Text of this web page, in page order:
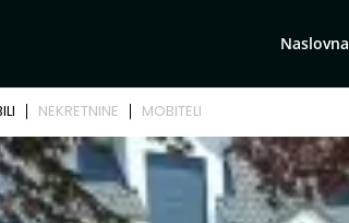
Naslovna